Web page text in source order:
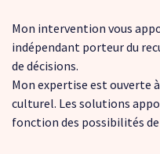
Mon intervention vous
indépendant porteur du
de décisions.
Mon expertise est ouverte
culturel. Les solutions
fonction des possibilités